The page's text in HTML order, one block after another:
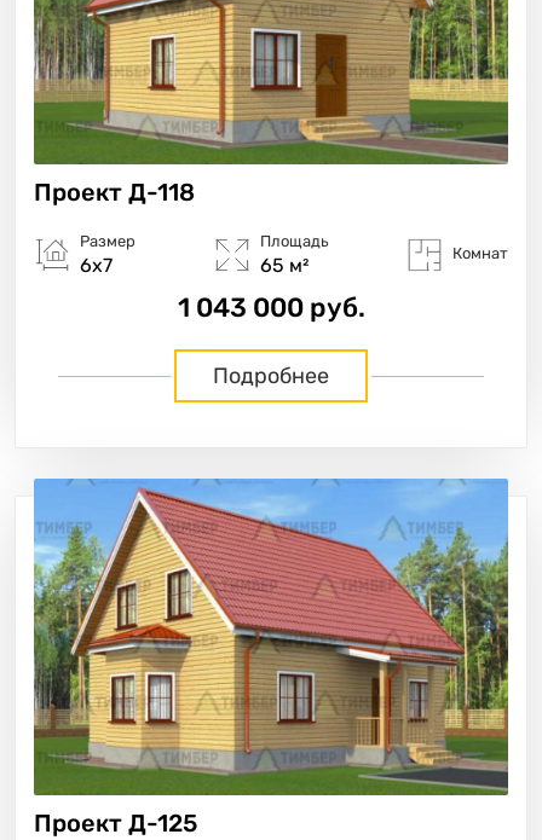
Проект Д-118
Размер
6х7
Площадь
65 м²
Комнат
1 043 000 руб.
Подробнее
Проект Д-125